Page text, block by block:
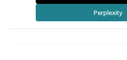
Perplexity